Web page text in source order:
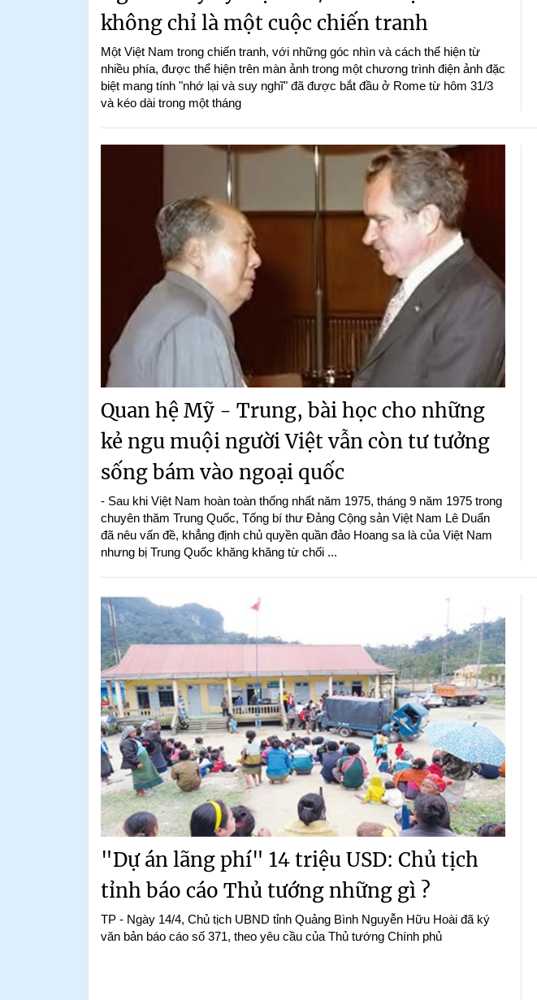
không chỉ là một cuộc chiến tranh
Một Việt Nam trong chiến tranh, với những góc nhìn và cách thể hiện từ
nhiều phía, được thể hiện trên màn ảnh trong một chương trình điện ảnh đặc
biệt mang tính "nhớ lại và suy nghĩ" đã được bắt đầu ở Rome từ hôm 31/3
và kéo dài trong một tháng
Quan hệ Mỹ - Trung, bài học cho những
kẻ ngu muội người Việt vẫn còn tư tưởng
sống bám vào ngoại quốc
- Sau khi Việt Nam hoàn toàn thống nhất năm 1975, tháng 9 năm 1975 trong
chuyên thăm Trung Quốc, Tống bí thư Đảng Cộng sản Việt Nam Lê Duẩn
đã nêu vấn đề, khẳng định chủ quyền quần đảo Hoang sa là của Việt Nam
nhưng bị Trung Quốc khăng khăng từ chối ...
"Dự án lãng phí" 14 triệu USD: Chủ tịch
tỉnh báo cáo Thủ tướng những gì ?
TP - Ngày 14/4, Chủ tịch UBND tỉnh Quảng Bình Nguyễn Hữu Hoài đã ký
văn bản báo cáo số 371, theo yêu cầu của Thủ tướng Chính phủ